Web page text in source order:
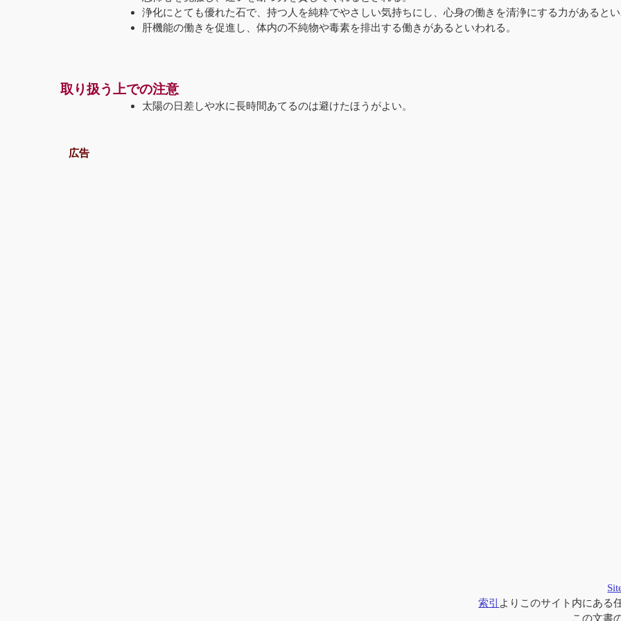
浄化にとても優れた石で、持つ人を純粋でやさしい気持ちにし、心身の働きを清浄にする力があると
肝機能の働きを促進し、体内の不純物や毒素を排出する働きがあるといわれる。
取り扱う上での注意
太陽の日差しや水に長時間あてるのは避けたほうがよい。
広告
索引 よりこのサイト内にある
この文書